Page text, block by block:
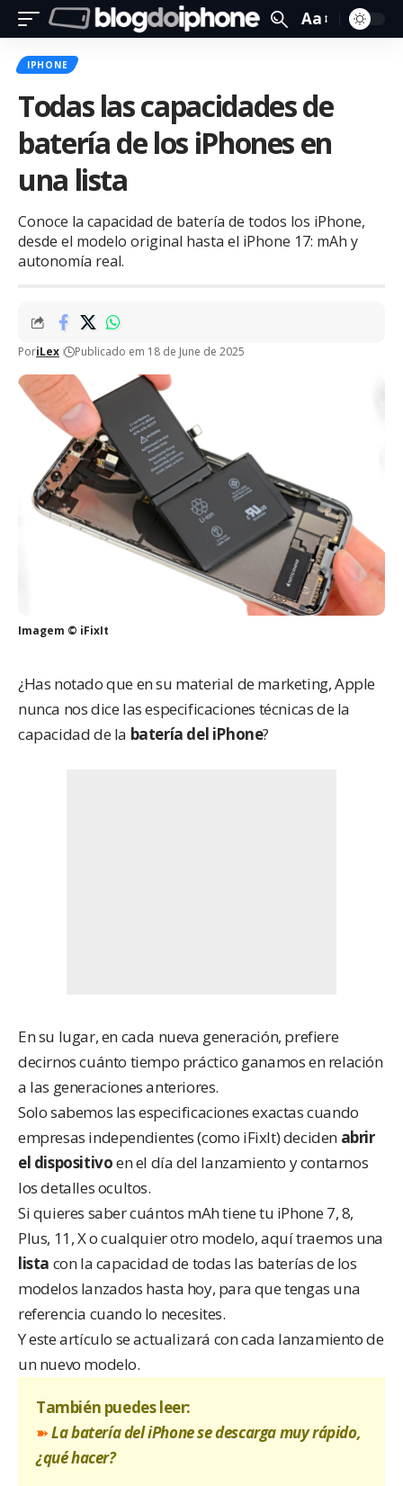
Aa
IPHONE
Todas las capacidades de
batería de los iPhones en
una lista
Conoce la capacidad de batería de todos los iPhone,
desde el modelo original hasta el iPhone 17: mAh y
autonomía real.
PoriLex Publicado em 18 de June de 2025
Imagem © iFixIt
¿Has notado que en su material de marketing, Apple
nunca nos dice las especificaciones técnicas de la
capacidad de la batería del iPhone?
En su lugar, en cada nueva generación, prefiere
decirnos cuánto tiempo práctico ganamos en relación
a las generaciones anteriores.
Solo sabemos las especificaciones exactas cuando
empresas independientes (como iFixIt) deciden abrir
el dispositivoen el día del lanzamiento y contarnos
los detalles ocultos.
Si quieres saber cuántos mAh tiene tu iPhone 7, 8,
Plus, 11, X o cualquier otro modelo, aquí traemos una
lista con la capacidad de todas las baterías de los
modelos lanzados hasta hoy, para que tengas una
referencia cuando lo necesites.
Y este artículo se actualizará con cada lanzamiento de
un nuevo modelo.
También puedes leer:
➽La batería del iPhone se descarga muy rápido,
¿qué hacer?